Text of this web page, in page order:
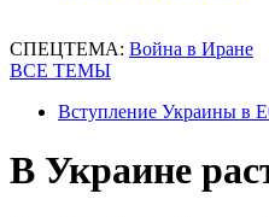
СПЕЦТЕМА: Война в Иране
ВСЕ ТЕМЫ
Вступление Украины в
В Украине